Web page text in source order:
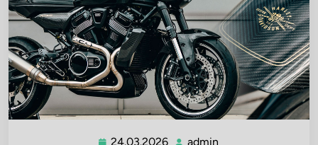
24.03.2026 admin